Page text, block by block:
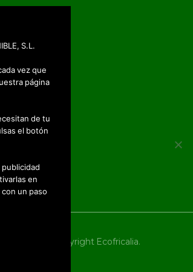
2018 - Copyright Ecofricalia.
S.L.
vez que
página
de tu
el botón
en
un paso